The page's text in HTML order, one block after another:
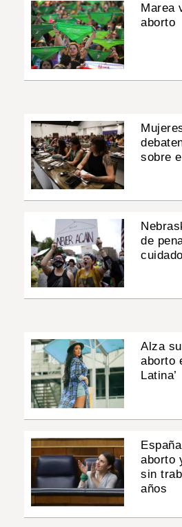
Marea
aborto
sobre
de
Alza
aborto
Latina’
aborto
sin
años